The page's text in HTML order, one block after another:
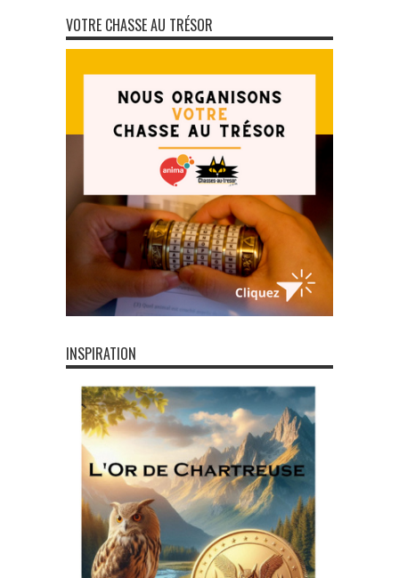
VOTRE CHASSE AU TRÉSOR
INSPIRATION